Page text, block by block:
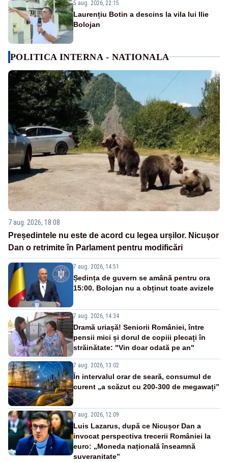
5 aug. 2026, 22:15
Laurențiu Botin a descins la vila lui Ilie
Bolojan
POLITICA INTERNA - NATIONALA
7 aug. 2026, 18:08
Președintele nu este de acord cu legea urșilor. Nicușor
Dan o retrimite în Parlament pentru modificări
7 aug. 2026, 14:51
Ședința de guvern se amână pentru ora
15:00. Bolojan nu a obținut toate avizele
7 aug. 2026, 14:34
Dramă uriașă! Seniorii României, între
pensii mici și dorul de copiii plecați în
străinătate: "Vin doar odată pe an"
7 aug. 2026, 13:02
În intervalul orar de seară, consumul de
curent „a scăzut cu 200-300 de megawați”
7 aug. 2026, 12:09
Luis Lazarus, după ce Nicușor Dan a
invocat perspectiva trecerii României la
euro: „Moneda națională înseamnă
suveranitate”